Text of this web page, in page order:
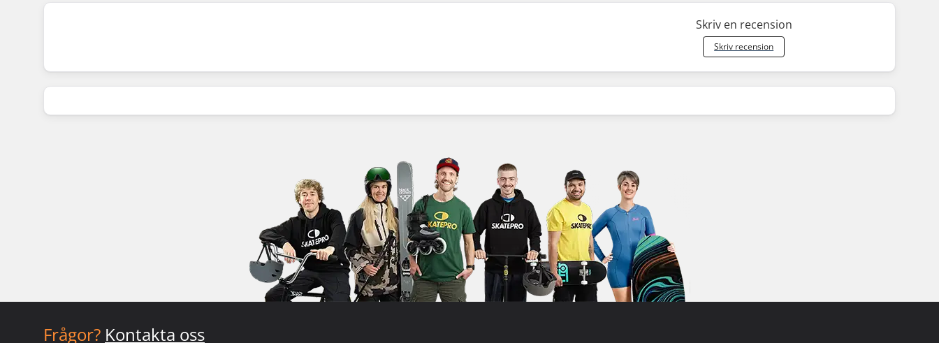
Skriv en recension
Skriv recension
Frågor? Kontakta oss